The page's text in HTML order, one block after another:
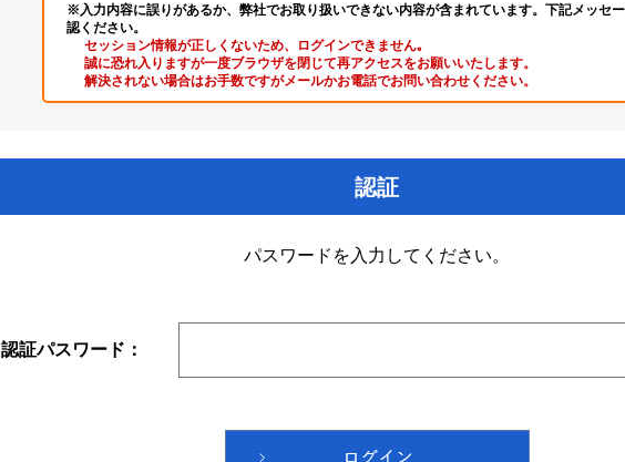
※入力内容に誤りがあるか、弊社でお取り扱いできない内容が含まれています。下記メッセ
認ください。
セッション情報が正しくないため、ログインできません｡
誠に恐れ入りますが一度ブラウザを閉じて再アクセスをお願いいたします。
解決されない場合はお手数ですがメールかお電話でお問い合わせください。
認証
パスワードを入力してください。
認証パスワード：